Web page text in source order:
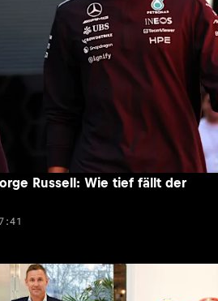
Russell: Wie tief fällt der